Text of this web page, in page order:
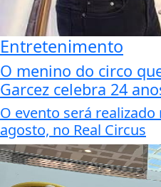
Entretenimento
O menino do circo
Garcez celebra 24
O evento será
agosto, no Real Circus